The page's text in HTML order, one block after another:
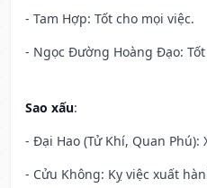
- Tam Hợp: Tốt cho mọi việc.
- Ngọc Đường Hoàng Đạo:
Sao xấu:
- Đại Hao (Tử Khí, Quan Phú):
- Cửu Không: Kỵ việc xuất